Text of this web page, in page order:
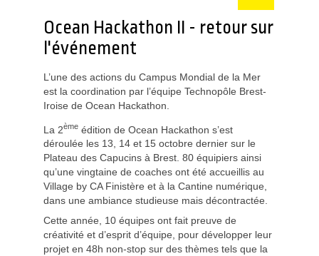
Ocean Hackathon II - retour sur
l'événement
L’une des actions du Campus Mondial de la Mer
est la coordination par l’équipe Technopôle Brest-
Iroise de Ocean Hackathon.
La 2ème édition de Ocean Hackathon s’est
déroulée les 13, 14 et 15 octobre dernier sur le
Plateau des Capucins à Brest. 80 équipiers ainsi
qu’une vingtaine de coaches ont été accueillis au
Village by CA Finistère et à la Cantine numérique,
dans une ambiance studieuse mais décontractée.
Cette année, 10 équipes ont fait preuve de
créativité et d’esprit d’équipe, pour développer leur
projet en 48h non-stop sur des thèmes tels que la